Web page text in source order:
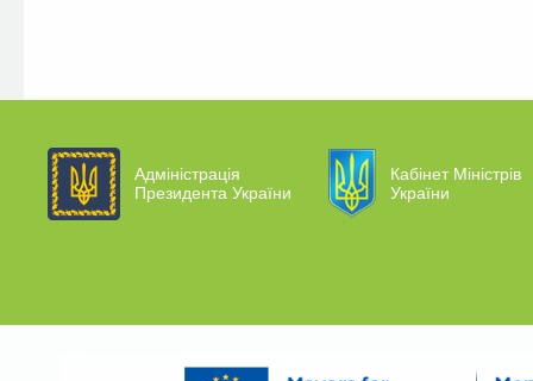
Адміністрація
Президента України
Кабінет Міністрів
України